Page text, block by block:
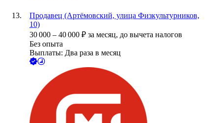
Продавец (Артёмовский, улица Физкультурников,
10)
30 000 – 40 000 ₽ за месяц, до вычета налогов
Без опыта
Выплаты: Два раза в месяц